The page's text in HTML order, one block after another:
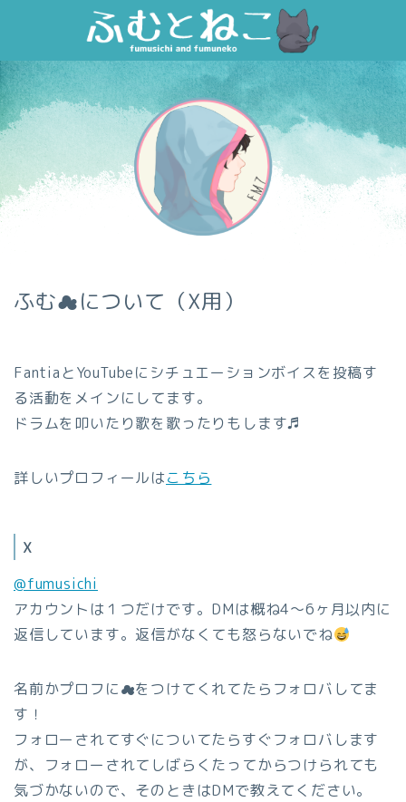
ふむ☁について（X用）
FantiaとYouTubeにシチュエーションボイスを投稿す
る活動をメインにしてます。
ドラムを叩いたり歌を歌ったりもします♬
詳しいプロフィールはこちら
X
@fumusichi
アカウントは１つだけです。DMは概ね4～6ヶ月以内に
返信しています。返信がなくても怒らないでね
名前かプロフに☁をつけてくれてたらフォロバしてま
す！
フォローされてすぐについてたらすぐフォロバします
が、フォローされてしばらくたってからつけられても
気づかないので、そのときはDMで教えてください。